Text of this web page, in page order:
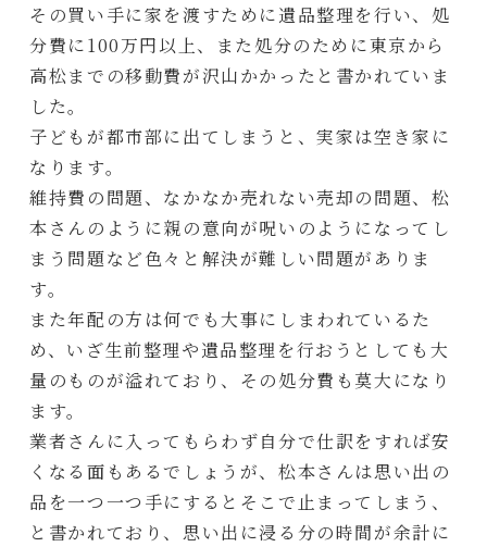
その買い手に家を渡すために遺品整理を行い、処
分費に100万円以上、また処分のために東京から
高松までの移動費が沢山かかったと書かれていま
した。
子どもが都市部に出てしまうと、実家は空き家に
なります。
維持費の問題、なかなか売れない売却の問題、松
本さんのように親の意向が呪いのようになってし
まう問題など色々と解決が難しい問題がありま
す。
また年配の方は何でも大事にしまわれているた
め、いざ生前整理や遺品整理を行おうとしても大
量のものが溢れており、その処分費も莫大になり
ます。
業者さんに入ってもらわず自分で仕訳をすれば安
くなる面もあるでしょうが、松本さんは思い出の
品を一つ一つ手にするとそこで止まってしまう、
と書かれており、思い出に浸る分の時間が余計に